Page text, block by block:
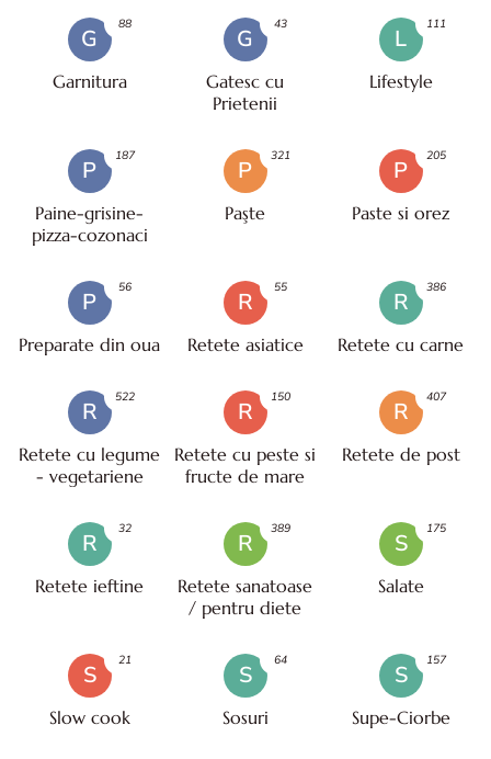
G
Garnitura
88
G
Gatesc cu
Prietenii
43
L
Lifestyle
111
P
Paine-grisine-
pizza-cozonaci
187
P
Paşte
321
P
Paste si orez
205
P
Preparate din oua
56
R
Retete asiatice
55
R
Retete cu carne
386
R
Retete cu legume
- vegetariene
522
R
Retete cu peste si
fructe de mare
150
R
Retete de post
407
R
Retete ieftine
32
R
Retete sanatoase
/ pentru diete
389
S
Salate
175
S
Slow cook
21
S
Sosuri
64
S
Supe-Ciorbe
157